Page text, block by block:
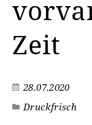
Zeit
28.07.2020
Druckfrisch